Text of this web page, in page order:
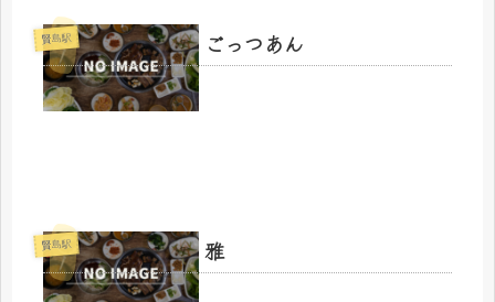
賢島駅 ごっつあん
賢島駅 雅